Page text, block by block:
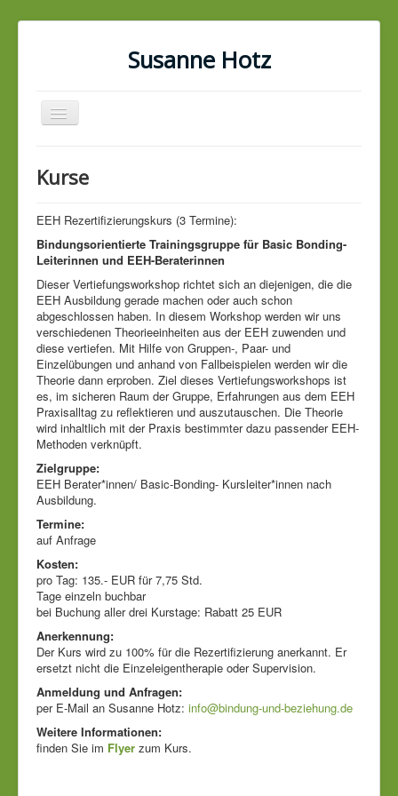
Susanne Hotz
Navigation
an/aus
Praxis
Kurse
EEH
über mich
Anfahrt
Kontakt
Kurse
EEH Rezertifizierungskurs (3 Termine):
Bindungsorientierte Trainingsgruppe für Basic Bonding-
Leiterinnen und EEH-Beraterinnen
Dieser Vertiefungsworkshop richtet sich an diejenigen, die die
EEH Ausbildung gerade machen oder auch schon
abgeschlossen haben. In diesem Workshop werden wir uns
verschiedenen Theorieeinheiten aus der EEH zuwenden und
diese vertiefen. Mit Hilfe von Gruppen-, Paar- und
Einzelübungen und anhand von Fallbeispielen werden wir die
Theorie dann erproben. Ziel dieses Vertiefungsworkshops ist
es, im sicheren Raum der Gruppe, Erfahrungen aus dem EEH
Praxisalltag zu reflektieren und auszutauschen. Die Theorie
wird inhaltlich mit der Praxis bestimmter dazu passender EEH-
Methoden verknüpft.
Zielgruppe:
EEH Berater*innen/ Basic-Bonding- Kursleiter*innen nach
Ausbildung.
Termine:
auf Anfrage
Kosten:
pro Tag: 135.- EUR für 7,75 Std.
Tage einzeln buchbar
bei Buchung aller drei Kurstage: Rabatt 25 EUR
Anerkennung:
Der Kurs wird zu 100% für die Rezertifizierung anerkannt. Er
ersetzt nicht die Einzeleigentherapie oder Supervision.
Anmeldung und Anfragen:
per E-Mail an Susanne Hotz: info@bindung-und-beziehung.de
Weitere Informationen:
finden Sie im Flyer zum Kurs.